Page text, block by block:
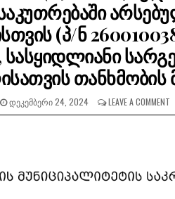
(პ/ნ
სასყიდლიანი
თანხმობის
ᲓᲔᲙᲔᲛᲑᲔᲠᲘ 24, 2024 LEAVE A COMMENT